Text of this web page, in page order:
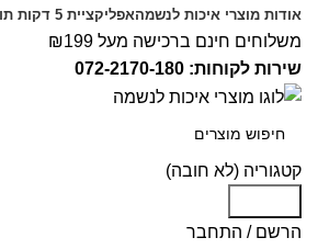
אודות מוצרי איכות לנשמהאפליקציית 5 דקות תורה
משלוחים חינם ברכישה מעל ₪199
שירות לקוחות: 072-2170-180
קטגוריה (לא חובה)
הרשם / התחבר